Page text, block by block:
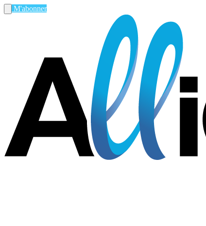
M'abonner